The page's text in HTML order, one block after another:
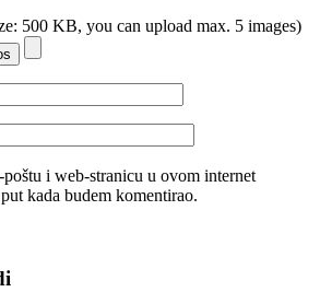
500 KB, you can upload max. 5 images)
i web-stranicu u ovom internet
kada budem komentirao.